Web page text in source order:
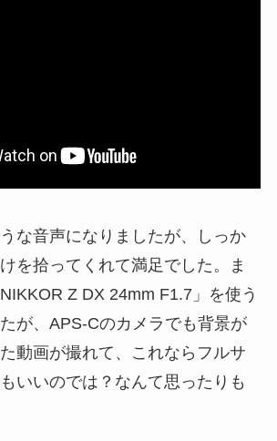
な音声になりましたが、しっか
を拾ってくれて満足でした。ま
Z DX 24mm F1.7」を使う
が、APS-Cのカメラでも背景が
動画が撮れて、これならフルサ
いいのでは？なんて思ったりも